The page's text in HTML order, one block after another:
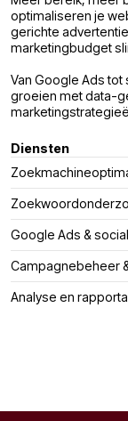
optimaliseren je
gerichte
marketingbudget
Van Google Ads
groeien met data-
Diensten
Google Ads &
Campagnebeheer
Analyse en